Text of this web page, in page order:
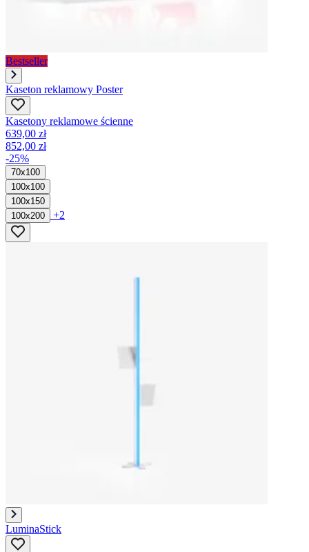
Bestseller
Kaseton reklamowy Poster
Kasetony reklamowe ścienne
639,00 zł
852,00 zł
-25%
70x100
100x100
100x150
100x200
+2
LuminaStick